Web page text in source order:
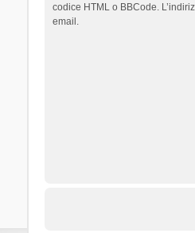
codice HTML o BBCode.
email.